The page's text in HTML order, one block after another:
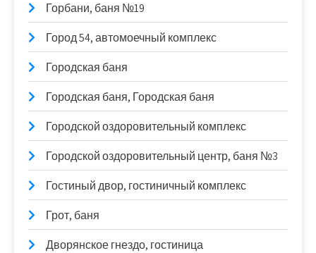
Горбани, баня №19
Город 54, автомоечный комплекс
Городская баня
Городская баня, Городская баня
Городской оздоровительный комплекс
Городской оздоровительный центр, баня №3
Гостиный двор, гостиничный комплекс
Грот, баня
Дворянское гнездо, гостиница